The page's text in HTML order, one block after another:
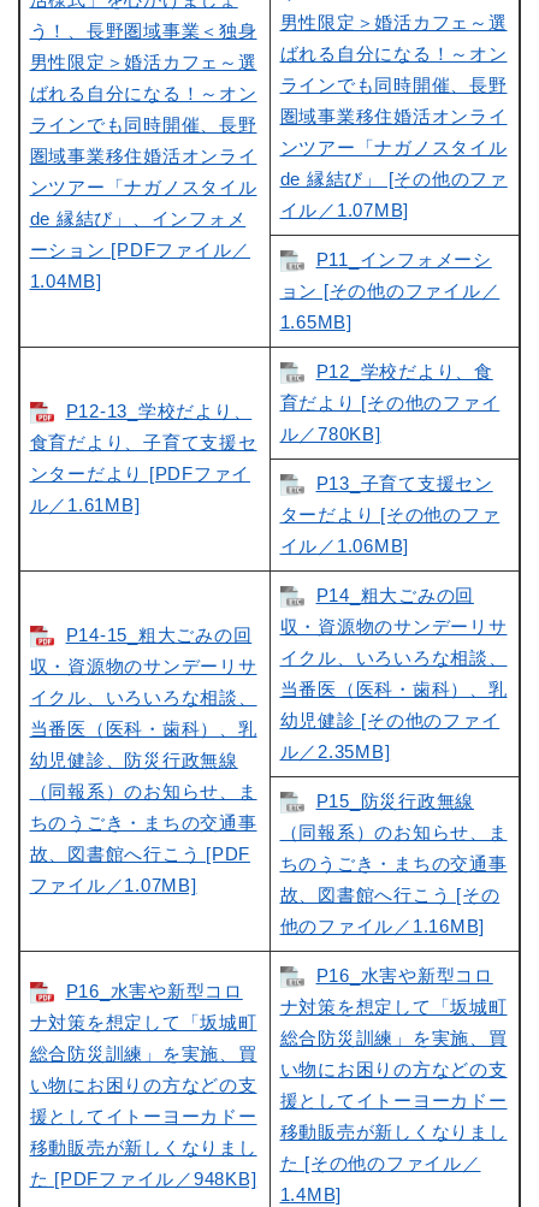
う！、長野圏域事業＜独身
男性限定＞婚活カフェ～選
ばれる自分になる！～オン
ラインでも同時開催、長野
圏域事業移住婚活オンライ
ンツアー「ナガノスタイル
de 縁結び」、インフォメ
ーション [PDFファイル／
1.04MB]
男性限定＞婚活カフェ～選
ばれる自分になる！～オン
ラインでも同時開催、長野
圏域事業移住婚活オンライ
ンツアー「ナガノスタイル
de 縁結び」 [その他のファ
イル／1.07MB]
P11_インフォメーシ
ョン [その他のファイル／
1.65MB]
P12-13_学校だより、
食育だより、子育て支援セ
ンターだより [PDFファイ
ル／1.61MB]
P12_学校だより、食
育だより [その他のファイ
ル／780KB]
P13_子育て支援セン
ターだより [その他のファ
イル／1.06MB]
P14-15_粗大ごみの回
収・資源物のサンデーリサ
イクル、いろいろな相談、
当番医（医科・歯科）、乳
幼児健診、防災行政無線
（同報系）のお知らせ、ま
ちのうごき・まちの交通事
故、図書館へ行こう [PDF
ファイル／1.07MB]
P14_粗大ごみの回
収・資源物のサンデーリサ
イクル、いろいろな相談、
当番医（医科・歯科）、乳
幼児健診 [その他のファイ
ル／2.35MB]
P15_防災行政無線
（同報系）のお知らせ、ま
ちのうごき・まちの交通事
故、図書館へ行こう [その
他のファイル／1.16MB]
P16_水害や新型コロ
ナ対策を想定して「坂城町
総合防災訓練」を実施、買
い物にお困りの方などの支
援としてイトーヨーカドー
移動販売が新しくなりまし
た [PDFファイル／948KB]
P16_水害や新型コロ
ナ対策を想定して「坂城町
総合防災訓練」を実施、買
い物にお困りの方などの支
援としてイトーヨーカドー
移動販売が新しくなりまし
た [その他のファイル／
1.4MB]